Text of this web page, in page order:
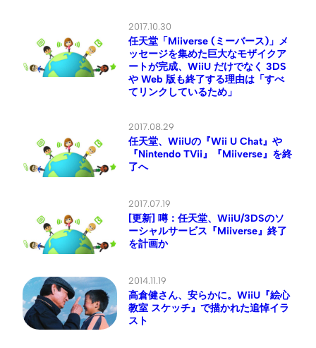
2017.10.30
任天堂「Miiverse (ミーバース)」メ
ッセージを集めた巨大なモザイクア
ートが完成、WiiU だけでなく 3DS
や Web 版も終了する理由は「すべ
てリンクしているため」
2017.08.29
任天堂、WiiUの『Wii U Chat』や
『Nintendo TVii』『Miiverse』を終
了へ
2017.07.19
[更新] 噂：任天堂、WiiU/3DSのソ
ーシャルサービス『Miiverse』終了
を計画か
2014.11.19
高倉健さん、安らかに。WiiU『絵心
教室 スケッチ』で描かれた追悼イラ
スト